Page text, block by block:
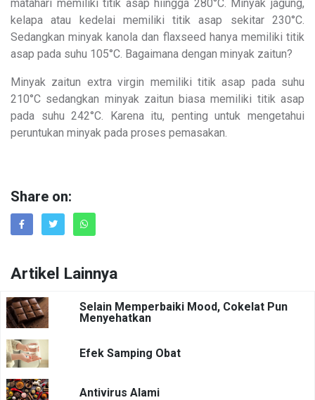
matahari memiliki titik asap hiingga 280°C. Minyak jagung,
kelapa atau kedelai memiliki titik asap sekitar 230°C.
Sedangkan minyak kanola dan flaxseed hanya memiliki titik
asap pada suhu 105°C. Bagaimana dengan minyak zaitun?
Minyak zaitun extra virgin memiliki titik asap pada suhu
210°C sedangkan minyak zaitun biasa memiliki titik asap
pada suhu 242°C. Karena itu, penting untuk mengetahui
peruntukan minyak pada proses pemasakan.
Share on:
Artikel Lainnya
Selain Memperbaiki Mood, Cokelat Pun
Menyehatkan
Efek Samping Obat
Antivirus Alami